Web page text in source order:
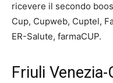
ricevere il secondo
Cup, Cupweb, Cuptel,
ER-Salute, farmaCUP.
Friuli Venezia-